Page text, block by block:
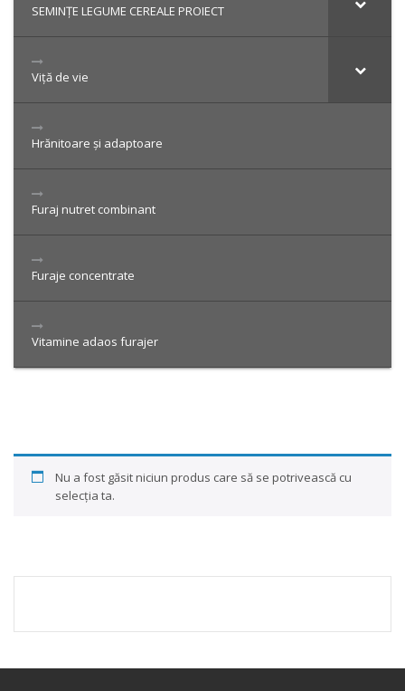
SEMINȚE LEGUME CEREALE PROIECT
Viță de vie
Hrănitoare și adaptoare
Furaj nutret combinant
Furaje concentrate
Vitamine adaos furajer
Nu a fost găsit niciun produs care să se potrivească cu
selecția ta.